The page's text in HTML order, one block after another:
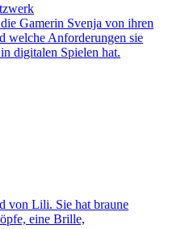
Gamerin Svenja von ihren
welche Anforderungen sie
digitalen Spielen hat.